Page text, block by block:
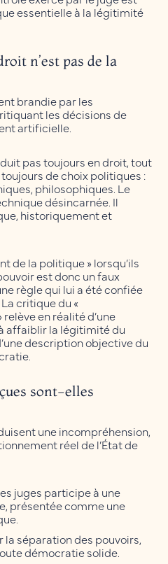
essentielle à la légitimité
n’est pas de la
brandie par les
les décisions de
artificielle.
pas toujours en droit, tout
de choix politiques :
philosophiques. Le
désincarnée. Il
historiquement et
de la politique » lorsqu’ils
est donc un faux
règle qui lui a été confiée
critique du «
en réalité d’une
affaiblir la légitimité du
description objective du
sont-elles
une incompréhension,
réel de l’État de
juges participe à une
présentée comme une
séparation des pouvoirs,
démocratie solide.